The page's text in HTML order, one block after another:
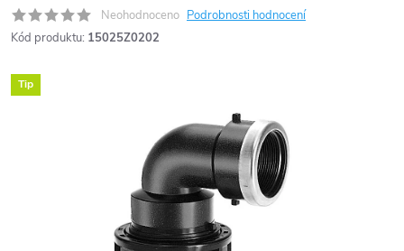
Neohodnoceno Podrobnosti hodnocení
Kód produktu: 15025Z0202
Tip